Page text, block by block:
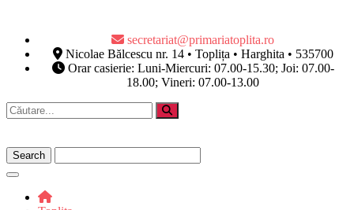
secretariat@primariatoplita.ro
Nicolae Bălcescu nr. 14 • Toplița • Harghita • 535700
Orar casierie: Luni-Miercuri: 07.00-15.30; Joi: 07.00-
18.00; Vineri: 07.00-13.00